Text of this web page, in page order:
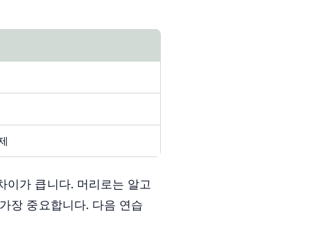
이가 큽니다. 머리로는 알고
장 중요합니다. 다음 연습